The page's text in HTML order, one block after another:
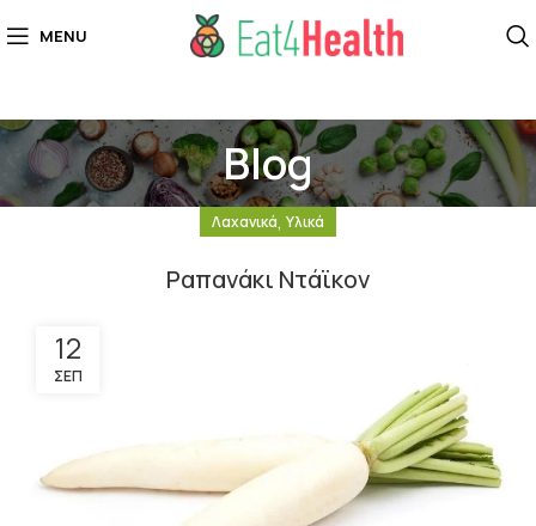
MENU
Blog
Λαχανικά, Υλικά
Ραπανάκι Ντάϊκον
12
ΣΕΠ